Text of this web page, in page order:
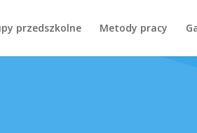
przedszkolne Metody pracy